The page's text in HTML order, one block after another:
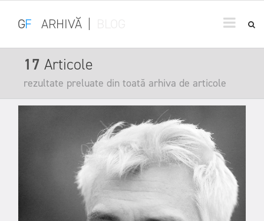
GF ARHIVĂ
17 Articole
rezultate preluate din toată arhiva de articole